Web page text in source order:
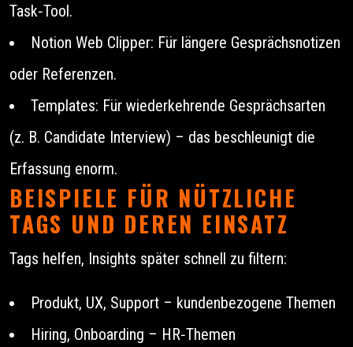
Task‑Tool.
Notion Web Clipper: Für längere Gesprächsnotizen
oder Referenzen.
Templates: Für wiederkehrende Gesprächsarten
(z. B. Candidate Interview) – das beschleunigt die
Erfassung enorm.
BEISPIELE FÜR NÜTZLICHE
TAGS UND DEREN EINSATZ
Tags helfen, Insights später schnell zu filtern:
Produkt, UX, Support – kundenbezogene Themen
Hiring, Onboarding – HR‑Themen